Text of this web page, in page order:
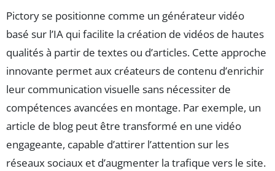
Pictory se positionne comme un générateur vidéo
basé sur l’IA qui facilite la création de vidéos de hautes
qualités à partir de textes ou d’articles. Cette approche
innovante permet aux créateurs de contenu d’enrichir
leur communication visuelle sans nécessiter de
compétences avancées en montage. Par exemple, un
article de blog peut être transformé en une vidéo
engageante, capable d’attirer l’attention sur les
réseaux sociaux et d’augmenter la trafique vers le site.